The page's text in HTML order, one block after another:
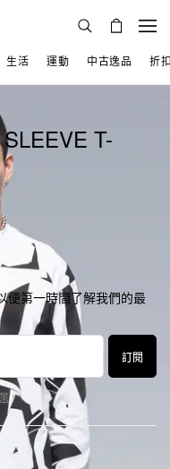
生活 運動 中古逸品 折
T-
便第一時間了解我們的最
訂閱
。